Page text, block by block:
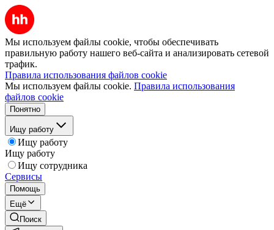
Мы используем файлы cookie, чтобы обеспечивать
правильную работу нашего веб-сайта и анализировать сетевой
трафик.
Правила использования файлов cookie
Мы используем файлы cookie. Правила использования
файлов cookie
Понятно
Ищу работу
Ищу работу
Ищу работу
Ищу сотрудника
Сервисы
Помощь
Ещё
Поиск